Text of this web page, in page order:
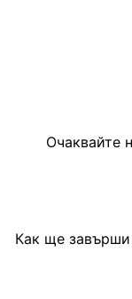
Очаквайте
Как ще